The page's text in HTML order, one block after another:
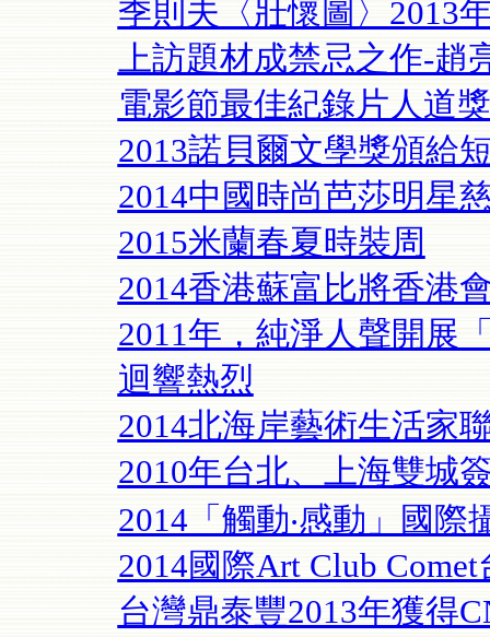
季則夫〈壯懷圖〉2013
上訪題材成禁忌之作-趙
電影節最佳紀錄片人道獎
2013諾貝爾文學獎頒給
2014中國時尚芭莎明星
2015米蘭春夏時裝周
2014香港蘇富比將香港
2011年，純淨人聲開展
迴響熱烈
2014北海岸藝術生活家
2010年台北、上海雙城
2014「觸動‧感動」國際
2014國際Art Club Comet
台灣鼎泰豐2013年獲得